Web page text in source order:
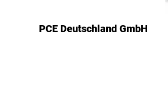
PCE Deutschland GmbH